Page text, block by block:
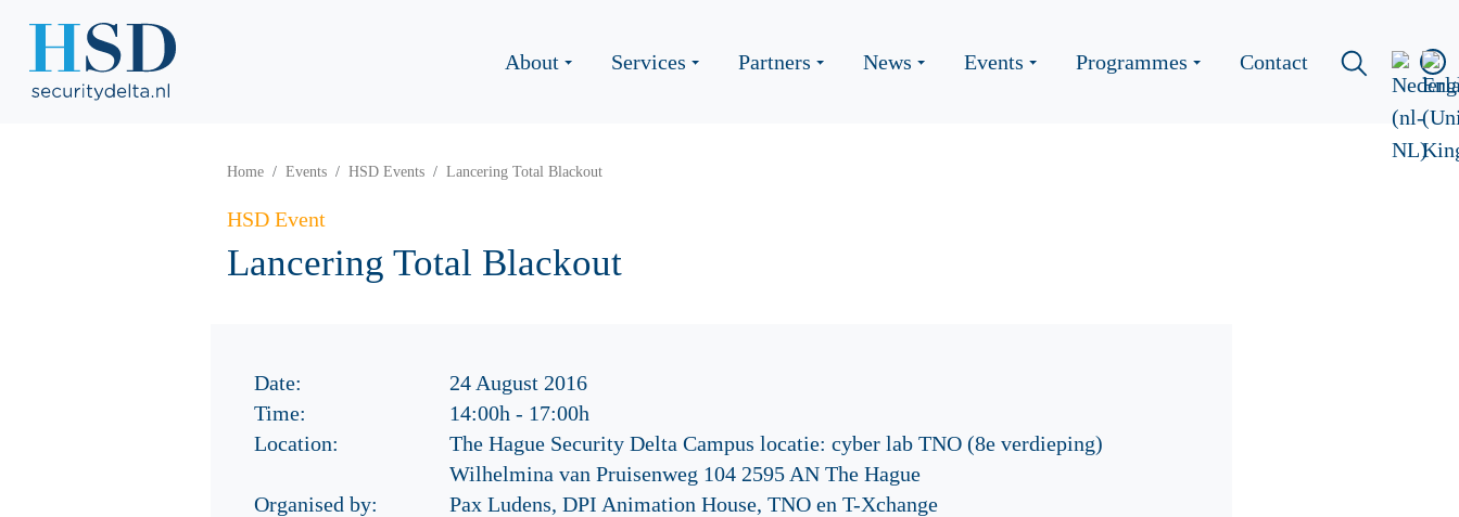
About Services Partners News Events Programmes Contact
Home Events HSD Events Lancering Total Blackout
HSD Event
Lancering Total Blackout
Date:
24 August 2016
Time:
14:00h - 17:00h
Location:
The Hague Security Delta Campus locatie: cyber lab TNO (8e verdieping)
Wilhelmina van Pruisenweg 104 2595 AN The Hague
Organised by:
Pax Ludens, DPI Animation House, TNO en T-Xchange